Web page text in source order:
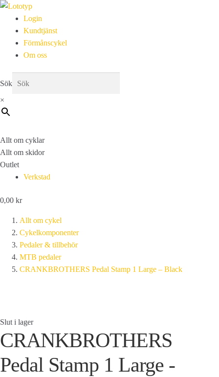
Login
Kundtjänst
Förmånscykel
Om oss
Sök
×
Allt om cyklar
Allt om skidor
Outlet
Verkstad
0,00 kr
Allt om cykel
Cykelkomponenter
Pedaler & tillbehör
MTB pedaler
CRANKBROTHERS Pedal Stamp 1 Large – Black
Slut i lager
CRANKBROTHERS
Pedal Stamp 1 Large -